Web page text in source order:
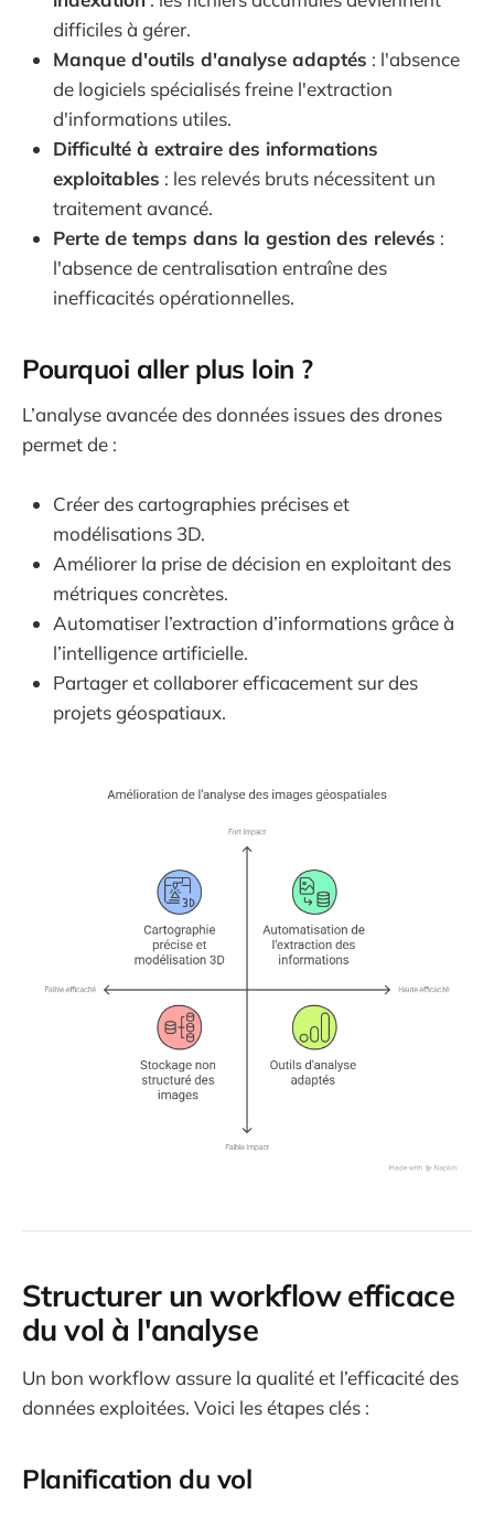
difficiles à gérer.
Manque d'outils d'analyse adaptés : l'absence
de logiciels spécialisés freine l'extraction
d'informations utiles.
Difficulté à extraire des informations
exploitables : les relevés bruts nécessitent un
traitement avancé.
Perte de temps dans la gestion des relevés :
l'absence de centralisation entraîne des
inefficacités opérationnelles.
Pourquoi aller plus loin ?
L’analyse avancée des données issues des drones
permet de :
Créer des cartographies précises et
modélisations 3D.
Améliorer la prise de décision en exploitant des
métriques concrètes.
Automatiser l’extraction d’informations grâce à
l’intelligence artificielle.
Partager et collaborer efficacement sur des
projets géospatiaux.
Structurer un workflow efficace
du vol à l'analyse
Un bon workflow assure la qualité et l’efficacité des
données exploitées. Voici les étapes clés :
Planification du vol